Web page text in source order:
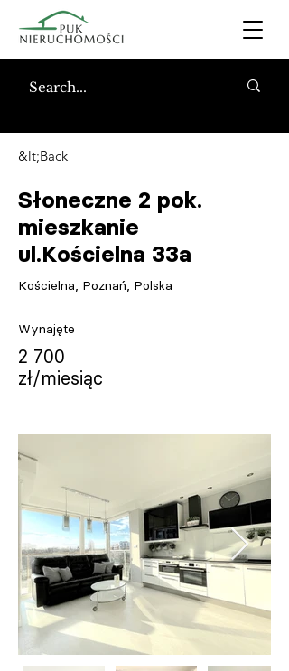
&lt;Back
Słoneczne 2 pok.
mieszkanie
ul.Kościelna 33a
Kościelna, Poznań, Polska
Wynajęte
2 700
zł/miesiąc